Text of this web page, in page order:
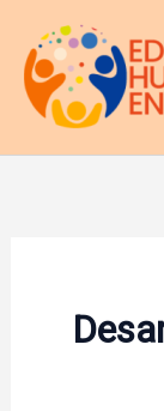
contenido